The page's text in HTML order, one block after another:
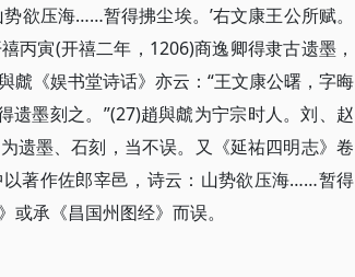
欲压海……暂得拂尘埃。’右文康王公所赋。
丙寅(开禧二年，1206)商逸卿得隶古遗墨，
虤《娱书堂诗话》亦云：“王文康公曙，字晦
墨刻之。”(27)趙與虤为宁宗时人。刘、赵
遗墨、石刻，当不误。又《延祐四明志》卷
著作佐郎宰邑，诗云：山势欲压海……暂得
承《昌国州图经》而误。